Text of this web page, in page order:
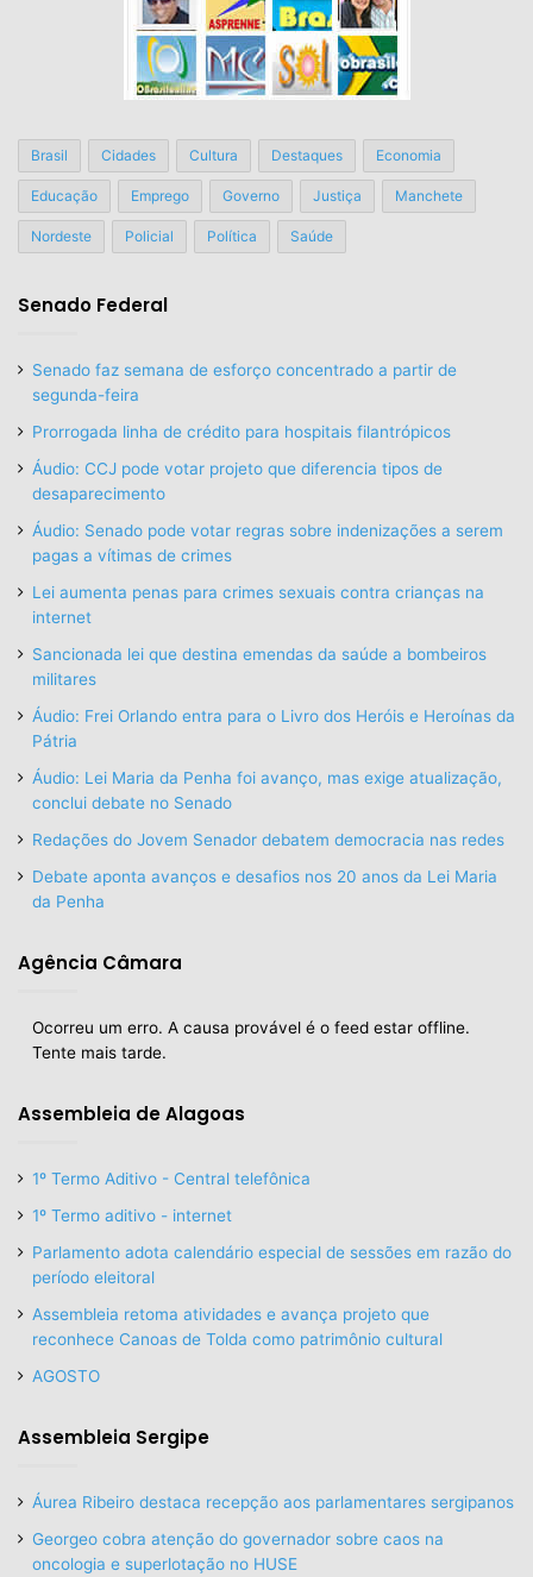
Brasil Cidades Cultura Destaques Economia
Educação Emprego Governo Justiça Manchete
Nordeste Policial Política Saúde
Senado Federal
Senado faz semana de esforço concentrado a partir de
segunda-feira
Prorrogada linha de crédito para hospitais filantrópicos
Áudio: CCJ pode votar projeto que diferencia tipos de
desaparecimento
Áudio: Senado pode votar regras sobre indenizações a serem
pagas a vítimas de crimes
Lei aumenta penas para crimes sexuais contra crianças na
internet
Sancionada lei que destina emendas da saúde a bombeiros
militares
Áudio: Frei Orlando entra para o Livro dos Heróis e Heroínas da
Pátria
Áudio: Lei Maria da Penha foi avanço, mas exige atualização,
conclui debate no Senado
Redações do Jovem Senador debatem democracia nas redes
Debate aponta avanços e desafios nos 20 anos da Lei Maria
da Penha
Agência Câmara
Ocorreu um erro. A causa provável é o feed estar offline.
Tente mais tarde.
Assembleia de Alagoas
1º Termo Aditivo - Central telefônica
1º Termo aditivo - internet
Parlamento adota calendário especial de sessões em razão do
período eleitoral
Assembleia retoma atividades e avança projeto que
reconhece Canoas de Tolda como patrimônio cultural
AGOSTO
Assembleia Sergipe
Áurea Ribeiro destaca recepção aos parlamentares sergipanos
Georgeo cobra atenção do governador sobre caos na
oncologia e superlotação no HUSE